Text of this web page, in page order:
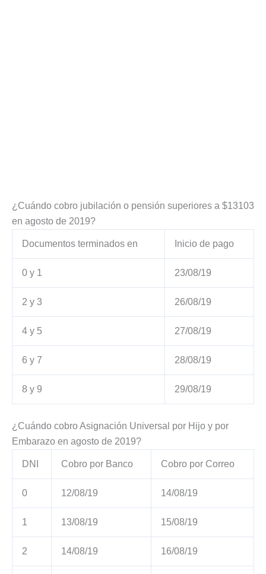
¿Cuándo cobro jubilación o pensión superiores a $13103
en agosto de 2019?
Documentos terminados en Inicio de pago
0 y 1 23/08/19
2 y 3 26/08/19
4 y 5 27/08/19
6 y 7 28/08/19
8 y 9 29/08/19
¿Cuándo cobro Asignación Universal por Hijo y por
Embarazo en agosto de 2019?
DNI Cobro por Banco Cobro por Correo
0 12/08/19 14/08/19
1 13/08/19 15/08/19
2 14/08/19 16/08/19